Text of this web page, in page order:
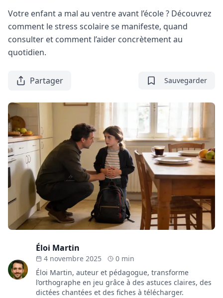
Votre enfant a mal au ventre avant l’école ? Découvrez
comment le stress scolaire se manifeste, quand
consulter et comment l’aider concrètement au
quotidien.
Partager Sauvegarder
Éloi Martin
4 novembre 2025
0 min
Éloi Martin, auteur et pédagogue, transforme
l’orthographe en jeu grâce à des astuces claires, des
dictées chantées et des fiches à télécharger.